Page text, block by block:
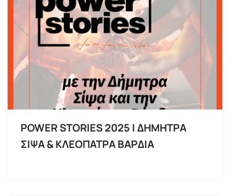
POWER STORIES 2025 | ΔΗΜΗΤΡΑ
ΣΙΨΑ & ΚΛΕΟΠΑΤΡΑ ΒΑΡΔΙΑ